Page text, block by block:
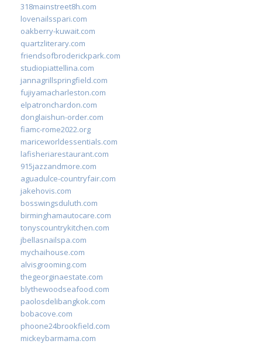
318mainstreet8h.com
lovenailsspari.com
oakberry-kuwait.com
quartzliterary.com
friendsofbroderickpark.com
studiopiattellina.com
jannagrillspringfield.com
fujiyamacharleston.com
elpatronchardon.com
donglaishun-order.com
fiamc-rome2022.org
mariceworldessentials.com
lafisheriarestaurant.com
915jazzandmore.com
aguadulce-countryfair.com
jakehovis.com
bosswingsduluth.com
birminghamautocare.com
tonyscountrykitchen.com
jbellasnailspa.com
mychaihouse.com
alvisgrooming.com
thegeorginaestate.com
blythewoodseafood.com
paolosdelibangkok.com
bobacove.com
phoone24brookfield.com
mickeybarmama.com